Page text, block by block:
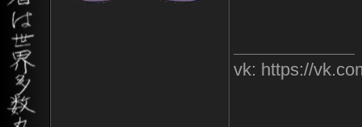
vk: https://